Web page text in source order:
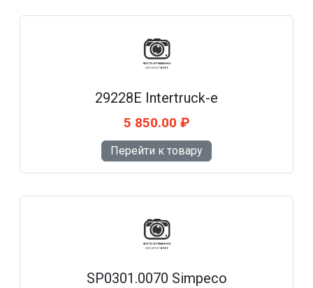
29228E Intertruck-e
5 850.00 ₽
Перейти к товару
SP0301.0070 Simpeco